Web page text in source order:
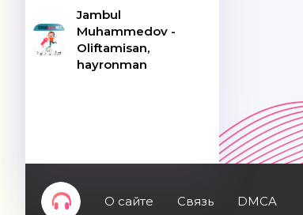
Jambul
Muhammedov -
Oliftamisan,
hayronman
О сайте Связь DMCA